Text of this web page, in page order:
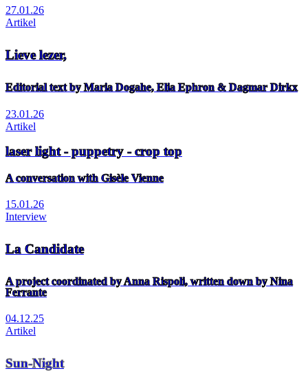
27.01.26
Artikel
Lieve lezer,
Editorial text by Maria Dogahe, Elia Ephron & Dagmar Dirkx
23.01.26
Artikel
laser light - puppetry - crop top
A conversation with Gisèle Vienne
15.01.26
Interview
La Candidate
A project coordinated by Anna Rispoli, written down by Nina
Ferrante
04.12.25
Artikel
Sun-Night